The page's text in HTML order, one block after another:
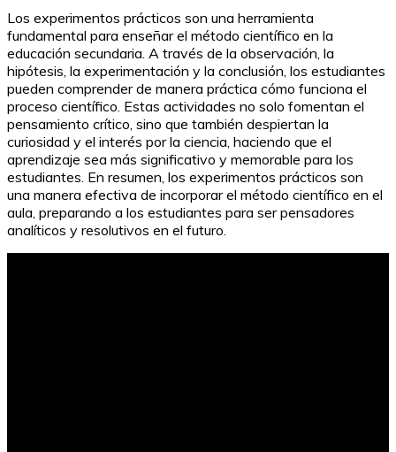
Los experimentos prácticos son una herramienta
fundamental para enseñar el método científico en la
educación secundaria. A través de la observación, la
hipótesis, la experimentación y la conclusión, los estudiantes
pueden comprender de manera práctica cómo funciona el
proceso científico. Estas actividades no solo fomentan el
pensamiento crítico, sino que también despiertan la
curiosidad y el interés por la ciencia, haciendo que el
aprendizaje sea más significativo y memorable para los
estudiantes. En resumen, los experimentos prácticos son
una manera efectiva de incorporar el método científico en el
aula, preparando a los estudiantes para ser pensadores
analíticos y resolutivos en el futuro.